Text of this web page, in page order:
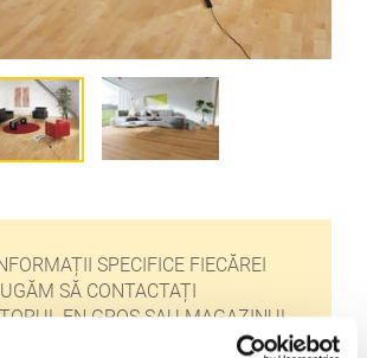
SPECIFICE FIECĂREI
SĂ CONTACTAȚI
EN GROS SAU MAGAZINUL
DIN ZONA DUMNEAVOASTRĂ: